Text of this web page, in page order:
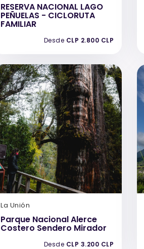
RESERVA NACIONAL LAGO
PEÑUELAS - CICLORUTA
FAMILIAR
Desde CLP 2.800 CLP
La Unión
Parque Nacional Alerce
Costero Sendero Mirador
Desde CLP 3.200 CLP